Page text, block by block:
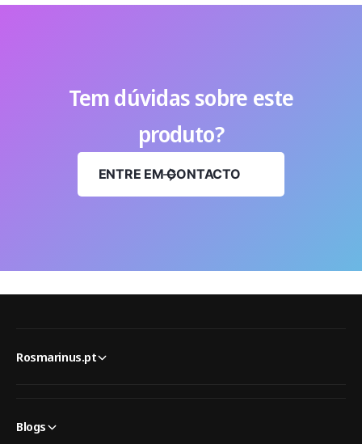
Tem dúvidas sobre este
produto?
ENTRE EM CONTACTO
Rosmarinus.pt
Blogs